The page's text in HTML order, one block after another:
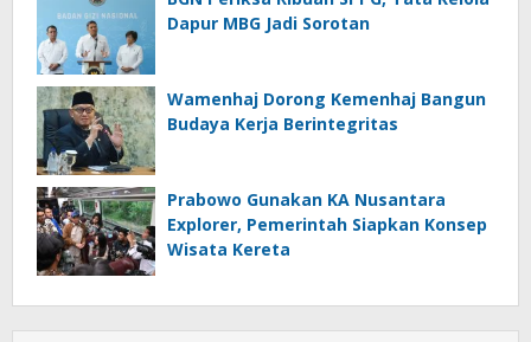
Dapur MBG Jadi Sorotan
Wamenhaj Dorong Kemenhaj Bangun
Budaya Kerja Berintegritas
Prabowo Gunakan KA Nusantara
Explorer, Pemerintah Siapkan Konsep
Wisata Kereta